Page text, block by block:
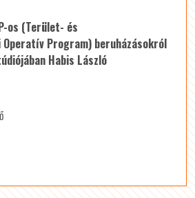
os (Terület- és
Program) beruházásokról
Habis László